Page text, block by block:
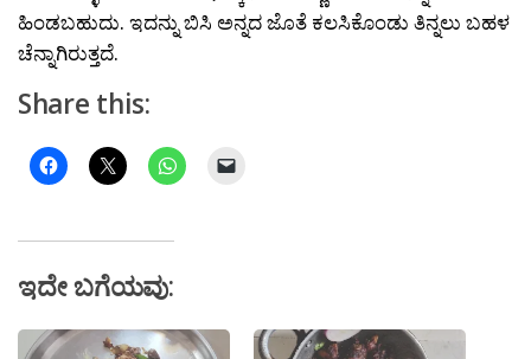
ಹಿಂಡಬಹುದು. ಇದನ್ನು ಬಿಸಿ ಅನ್ನದ ಜೊತೆ ಕಲಸಿಕೊಂಡು ತಿನ್ನಲು ಬಹಳ
ಚೆನ್ನಾಗಿರುತ್ತದೆ.
Share this:
ಇದೇ ಬಗೆಯವು: